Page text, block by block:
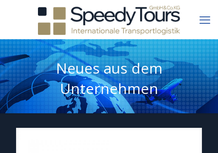
Neues aus dem
Unternehmen